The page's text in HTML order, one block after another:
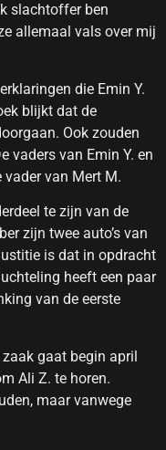
slachtoffer ben
allemaal vals over mij
die Emin Y.
blijkt dat de
Ook zouden
vaders van Emin Y. en
van Mert M.
te zijn van de
zijn twee auto’s van
is dat in opdracht
heeft een paar
van de eerste
gaat begin april
Ali Z. te horen.
maar vanwege